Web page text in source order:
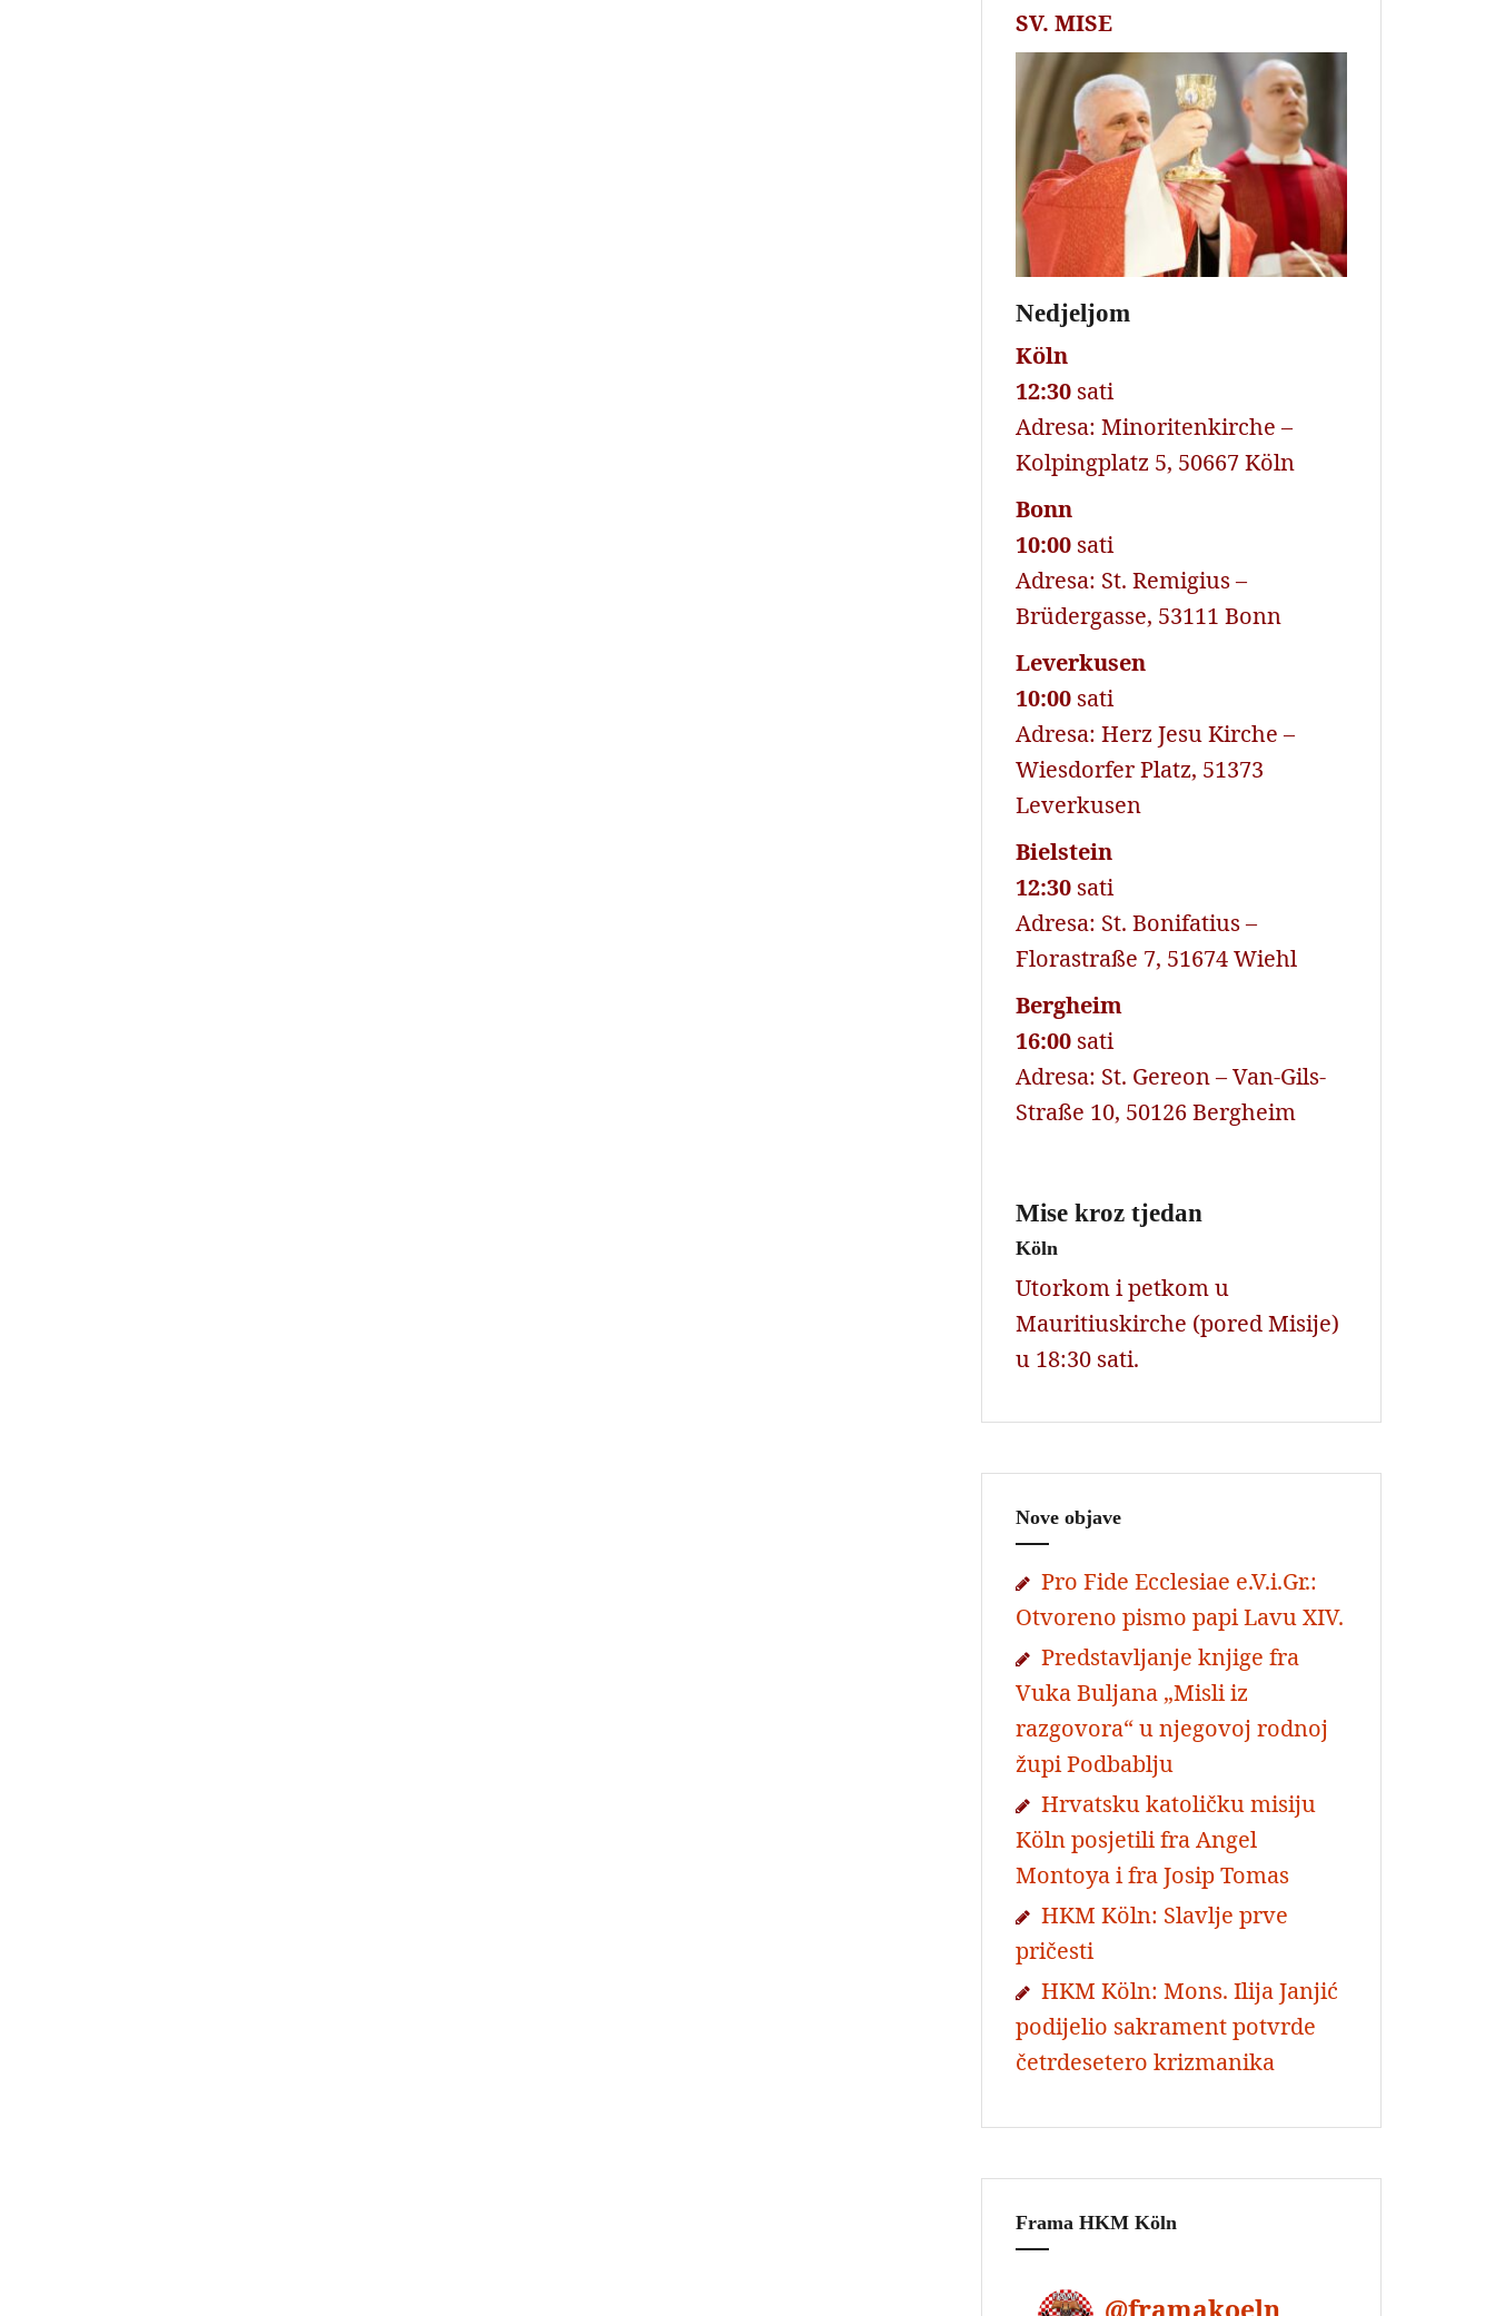
SV. MISE
Nedjeljom
Köln
12:30 sati
Adresa: Minoritenkirche –
Kolpingplatz 5, 50667 Köln
Bonn
10:00 sati
Adresa: St. Remigius –
Brüdergasse, 53111 Bonn
Leverkusen
10:00 sati
Adresa: Herz Jesu Kirche –
Wiesdorfer Platz, 51373
Leverkusen
Bielstein
12:30 sati
Adresa: St. Bonifatius –
Florastraße 7, 51674 Wiehl
Bergheim
16:00 sati
Adresa: St. Gereon – Van-Gils-
Straße 10, 50126 Bergheim
Mise kroz tjedan
Köln
Utorkom i petkom u
Mauritiuskirche (pored Misije)
u 18:30 sati.
Nove objave
Pro Fide Ecclesiae e.V.i.Gr.:
Otvoreno pismo papi Lavu XIV.
Predstavljanje knjige fra
Vuka Buljana „Misli iz
razgovora“ u njegovoj rodnoj
župi Podbablju
Hrvatsku katoličku misiju
Köln posjetili fra Angel
Montoya i fra Josip Tomas
HKM Köln: Slavlje prve
pričesti
HKM Köln: Mons. Ilija Janjić
podijelio sakrament potvrde
četrdesetero krizmanika
Frama HKM Köln